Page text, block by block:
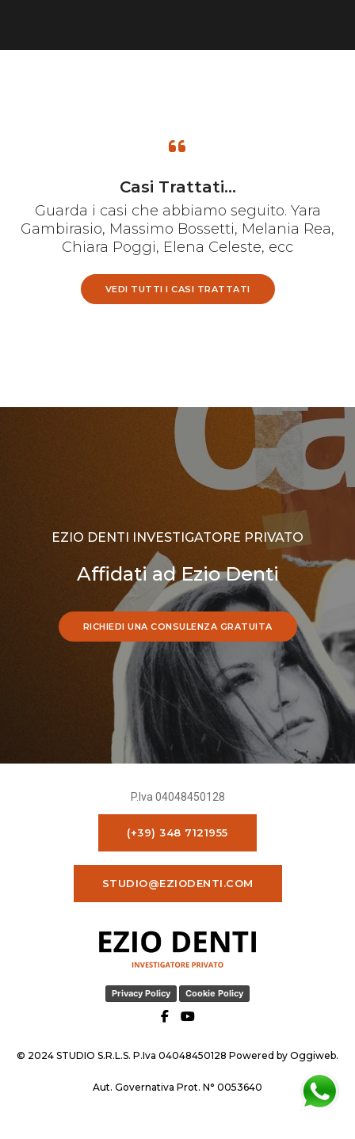
Casi Trattati...
Guarda i casi che abbiamo seguito. Yara
Gambirasio, Massimo Bossetti, Melania Rea,
Chiara Poggi, Elena Celeste, ecc
VEDI TUTTI I CASI TRATTATI
EZIO DENTI INVESTIGATORE PRIVATO
Affidati ad Ezio Denti
RICHIEDI UNA CONSULENZA GRATUITA
P.Iva 04048450128
(+39) 348 7121955
STUDIO@EZIODENTI.COM
Privacy Policy Cookie Policy
© 2024 STUDIO S.R.L.S. P.Iva 04048450128 Powered by Oggiweb.
Aut. Governativa Prot. N° 0053640